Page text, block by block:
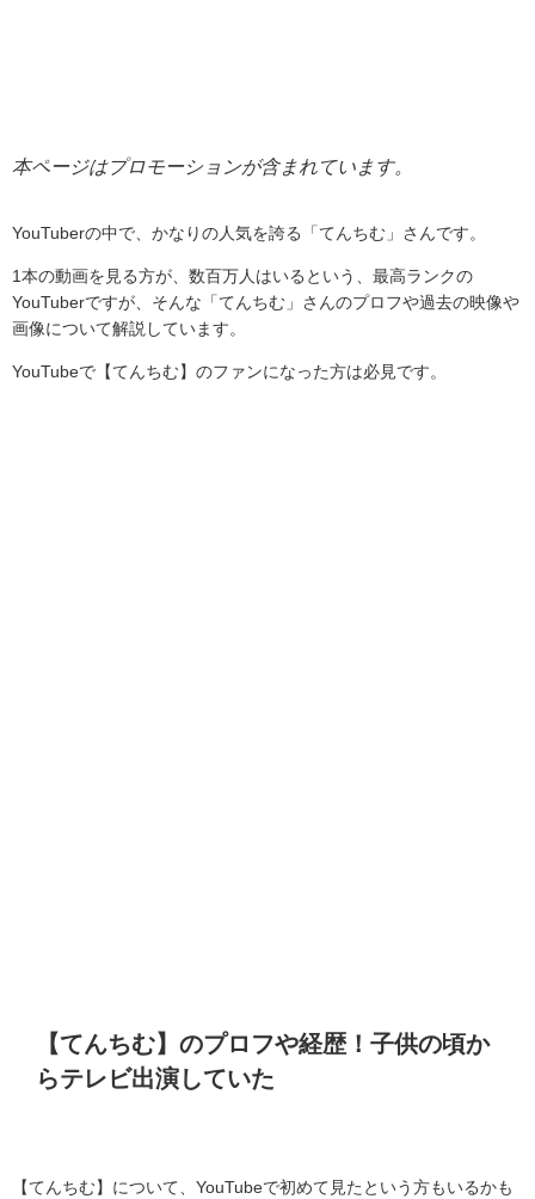
本ページはプロモーションが含まれています。
YouTuberの中で、かなりの人気を誇る「てんちむ」さんです。
1本の動画を見る方が、数百万人はいるという、最高ランクの
YouTuberですが、そんな「てんちむ」さんのプロフや過去の映像や
画像について解説しています。
YouTubeで【てんちむ】のファンになった方は必見です。
【てんちむ】のプロフや経歴！子供の頃か
らテレビ出演していた
【てんちむ】について、YouTubeで初めて見たという方もいるかも